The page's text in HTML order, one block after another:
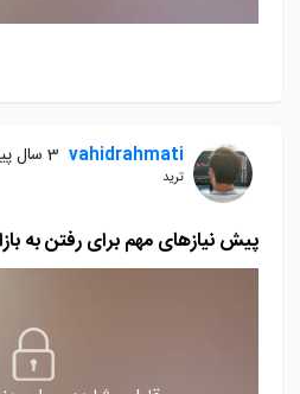
vahidrahmati 3 سال پیش
ترید
پیش نیازهای مهم برای رفتن به